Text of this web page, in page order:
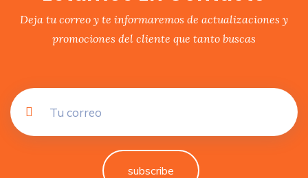
Deja tu correo y te informaremos de actualizaciones y
promociones del cliente que tanto buscas
subscribe